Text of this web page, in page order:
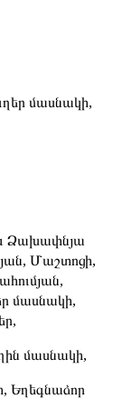
մասնակի,
և Ձախափնյա
Մաշտոցի,
մասնակի,
մասնակի,
Եղեգնաձոր